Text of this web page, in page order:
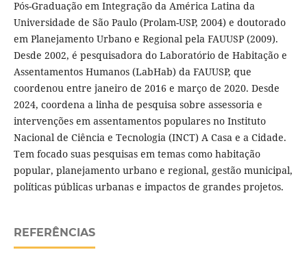
Pós-Graduação em Integração da América Latina da
Universidade de São Paulo (Prolam-USP, 2004) e doutorado
em Planejamento Urbano e Regional pela FAUUSP (2009).
Desde 2002, é pesquisadora do Laboratório de Habitação e
Assentamentos Humanos (LabHab) da FAUUSP, que
coordenou entre janeiro de 2016 e março de 2020. Desde
2024, coordena a linha de pesquisa sobre assessoria e
intervenções em assentamentos populares no Instituto
Nacional de Ciência e Tecnologia (INCT) A Casa e a Cidade.
Tem focado suas pesquisas em temas como habitação
popular, planejamento urbano e regional, gestão municipal,
políticas públicas urbanas e impactos de grandes projetos.
REFERÊNCIAS